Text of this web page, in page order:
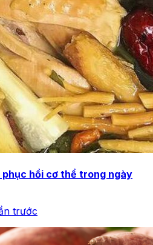
phục hồi cơ thể trong ngày
trước